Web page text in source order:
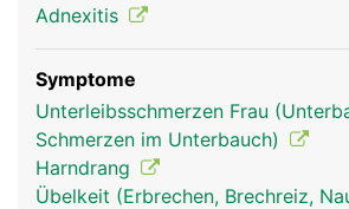
Adnexitis
Symptome
Unterleibsschmerzen Frau
Schmerzen im Unterbauch)
Harndrang
Übelkeit (Erbrechen, Brechreiz,